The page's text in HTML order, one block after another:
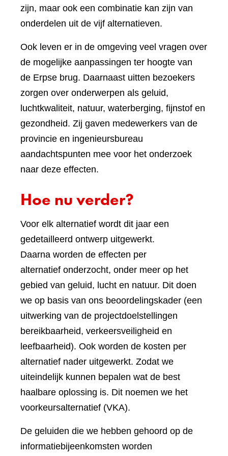
zijn, maar ook een combinatie kan zijn van
onderdelen uit de vijf alternatieven.
Ook leven er in de omgeving veel vragen over
de mogelijke aanpassingen ter hoogte van
de Erpse brug. Daarnaast uitten bezoekers
zorgen over onderwerpen als geluid,
luchtkwaliteit, natuur, waterberging, fijnstof en
gezondheid. Zij gaven medewerkers van de
provincie en ingenieursbureau
aandachtspunten mee voor het onderzoek
naar deze effecten.
Hoe nu verder?
Voor elk alternatief wordt dit jaar een
gedetailleerd ontwerp uitgewerkt.
Daarna worden de effecten per
alternatief onderzocht, onder meer op het
gebied van geluid, lucht en natuur. Dit doen
we op basis van ons beoordelingskader (een
uitwerking van de projectdoelstellingen
bereikbaarheid, verkeersveiligheid en
leefbaarheid). Ook worden de kosten per
alternatief nader uitgewerkt. Zodat we
uiteindelijk kunnen bepalen wat de best
haalbare oplossing is. Dit noemen we het
voorkeursalternatief (VKA).
De geluiden die we hebben gehoord op de
informatiebijeenkomsten worden